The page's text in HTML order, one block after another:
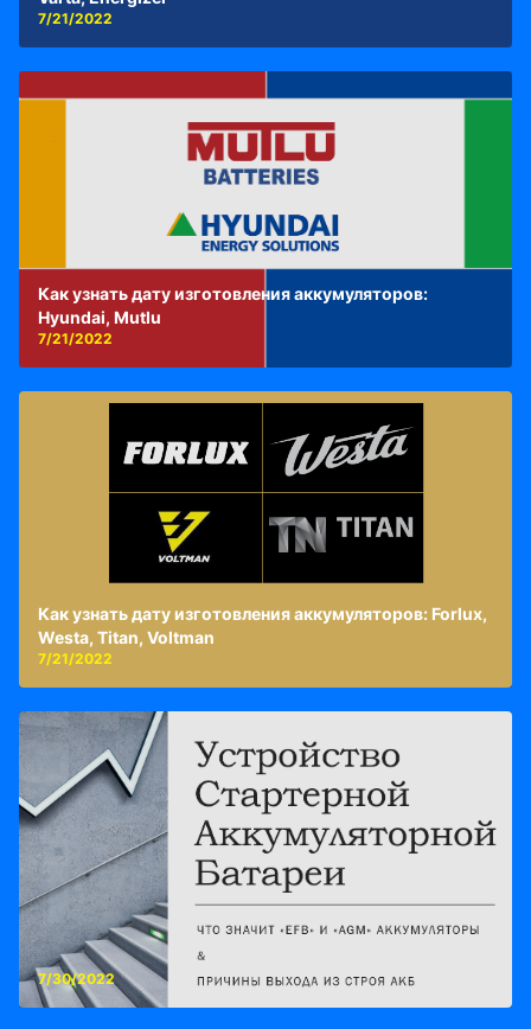
7/21/2022
Как узнать дату изготовления аккумуляторов:
Hyundai, Mutlu
7/21/2022
Как узнать дату изготовления аккумуляторов: Forlux,
Westa, Titan, Voltman
7/21/2022
7/30/2022